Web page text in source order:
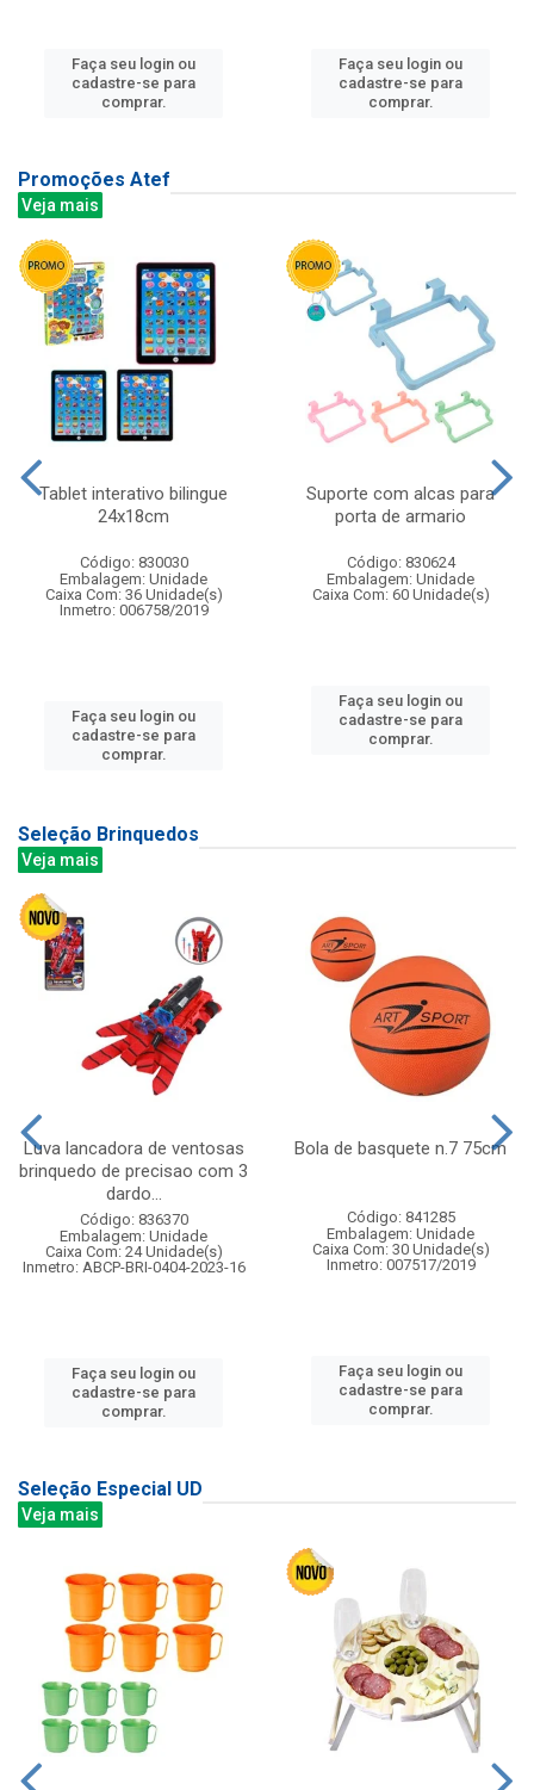
Faça seu login ou
cadastre-se para
comprar.
Faça seu login ou
cadastre-se para
comprar.
Promoções Atef
Veja mais
Tablet interativo bilingue
24x18cm
Código: 830030
Embalagem: Unidade
Caixa Com: 36 Unidade(s)
Inmetro: 006758/2019
Faça seu login ou
cadastre-se para
comprar.
Suporte com alcas para
porta de armario
Código: 830624
Embalagem: Unidade
Caixa Com: 60 Unidade(s)
Faça seu login ou
cadastre-se para
comprar.
Seleção Brinquedos
Veja mais
Luva lancadora de ventosas
brinquedo de precisao com 3
dardo...
Código: 836370
Embalagem: Unidade
Caixa Com: 24 Unidade(s)
Inmetro: ABCP-BRI-0404-2023-16
Faça seu login ou
cadastre-se para
comprar.
Bola de basquete n.7 75cm
Código: 841285
Embalagem: Unidade
Caixa Com: 30 Unidade(s)
Inmetro: 007517/2019
Faça seu login ou
cadastre-se para
comprar.
Seleção Especial UD
Veja mais